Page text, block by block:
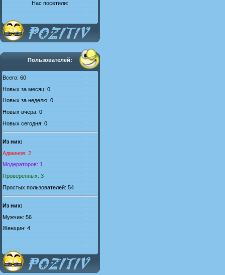
Нас посетили:
Пользователей:
Всего: 60
Новых за месяц: 0
Новых за неделю: 0
Новых вчера: 0
Новых сегодня: 0
Из них:
Админов: 2
Модераторов: 1
Проверенных: 3
Простых пользователей: 54
Из них:
Мужчин: 56
Женщин: 4